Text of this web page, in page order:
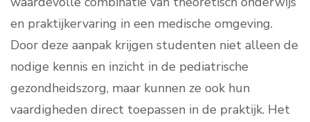
en praktijkervaring in een medische omgeving.
Door deze aanpak krijgen studenten niet alleen de
nodige kennis en inzicht in de pediatrische
gezondheidszorg, maar kunnen ze ook hun
vaardigheden direct toepassen in de praktijk. Het